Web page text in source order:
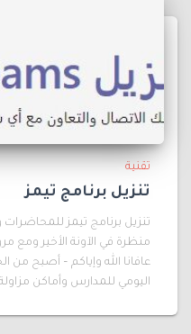
تقنية
تنزيل برنامج تيمز
تنزيل برنامج تيمز
منظرة في الآونة الأخير ومع
عافانا الله وإياكم – أصبح
اليومي للمدارس وأماكن